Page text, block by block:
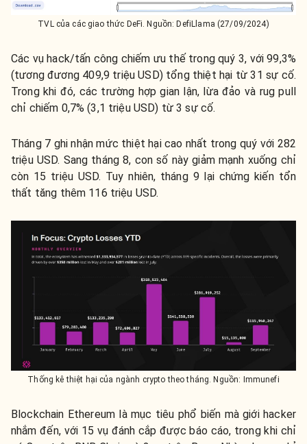
TVL của các giao thức DeFi. Nguồn: DefiLlama (27/09/2024)
Các vụ hack/tấn công chiếm ưu thế trong quý 3, với 99,3%
(tương đương 409,9 triệu USD) tổng thiệt hại từ 31 sự cố.
Trong khi đó, các trường hợp gian lận, lừa đảo và rug pull
chỉ chiếm 0,7% (3,1 triệu USD) từ 3 sự cố.
Tháng 7 ghi nhận mức thiệt hại cao nhất trong quý với 282
triệu USD. Sang tháng 8, con số này giảm mạnh xuống chỉ
còn 15 triệu USD. Tuy nhiên, tháng 9 lại chứng kiến tổn
thất tăng thêm 116 triệu USD.
Thống kê thiệt hại của ngành crypto theo tháng. Nguồn: Immunefi
Blockchain Ethereum là mục tiêu phổ biến mà giới hacker
nhắm đến, với 15 vụ đánh cắp được báo cáo, trong khi chỉ